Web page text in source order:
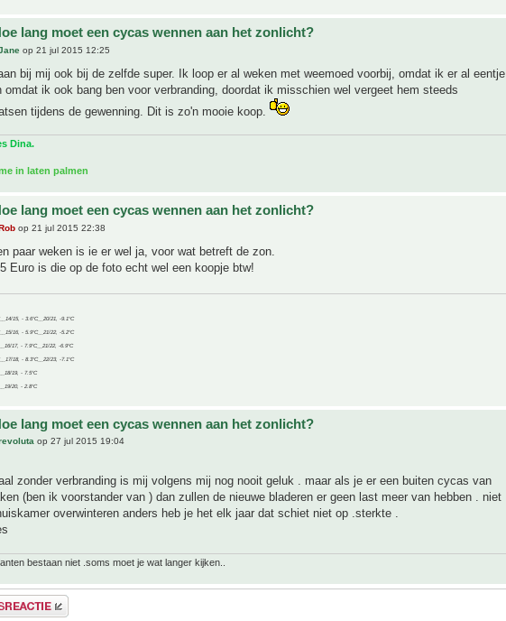
lang moet een cycas wennen aan het zonlicht?
op 21 jul 2015 12:25
bij mij ook bij de zelfde super. Ik loop er al weken met weemoed voorbij, omdat ik er al eentje
omdat ik ook bang ben voor verbranding, doordat ik misschien wel vergeet hem steeds
tijdens de gewenning. Dit is zo'n mooie koop.
Dina.
in laten palmen
lang moet een cycas wennen aan het zonlicht?
op 21 jul 2015 22:38
paar weken is ie er wel ja, voor wat betreft de zon.
Euro is die op de foto echt wel een koopje btw!
15, - 3.6°C__20/21, -9.1°C
16, - 5.9°C__21/22, -5.2°C
17, - 7.9°C__21/22, -6.9°C
18, - 8.3°C__22/23, -7.1°C
19, - 7.5°C
20, - 2.8°C
lang moet een cycas wennen aan het zonlicht?
op 27 jul 2015 19:04
zonder verbranding is mij volgens mij nog nooit geluk . maar als je er een buiten cycas van
(ben ik voorstander van ) dan zullen de nieuwe bladeren er geen last meer van hebben . niet
overwinteren anders heb je het elk jaar dat schiet niet op .sterkte .
bestaan niet .soms moet je wat langer kijken..
reactie